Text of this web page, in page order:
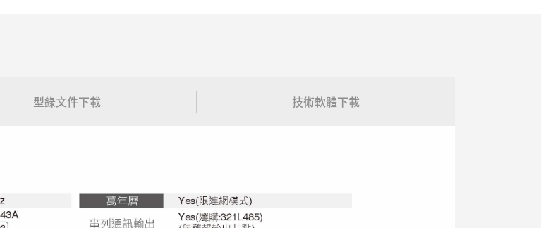
型錄文件下載 技術軟體下載